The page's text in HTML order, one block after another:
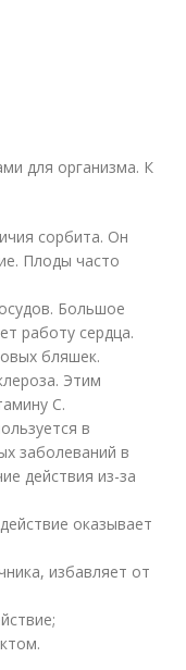
для организма. К
сорбита. Он
Плоды часто
Большое
работу сердца.
бляшек.
Этим
С.
в
заболеваний в
действия из-за
оказывает
избавляет от